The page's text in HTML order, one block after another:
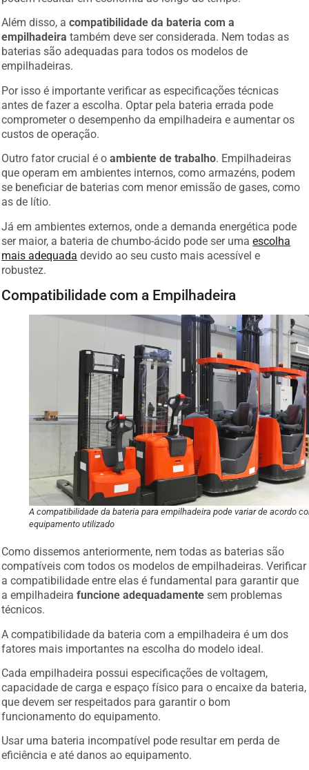
Além disso, acompatibilidade da bateria com a
empilhadeira também deve ser considerada. Nem todas as
baterias são adequadas para todos os modelos de
empilhadeiras.
Por isso é importante verificar as especificações técnicas
antes de fazer a escolha. Optar pela bateria errada pode
comprometer o desempenho da empilhadeira e aumentar os
custos de operação.
Outro fator crucial é oambiente de trabalho . Empilhadeiras
que operam em ambientes internos, como armazéns, podem
se beneficiar de baterias com menor emissão de gases, como
as de lítio.
Já em ambientes externos, onde a demanda energética pode
ser maior, a bateria de chumbo-ácido pode ser uma escolha
mais adequada devido ao seu custo mais acessível e
robustez.
Compatibilidade com a Empilhadeira
A compatibilidade da bateria para empilhadeira pode variar de acordo
equipamento utilizado
Como dissemos anteriormente, nem todas as baterias são
compatíveis com todos os modelos de empilhadeiras. Verificar
a compatibilidade entre elas é fundamental para garantir que
a empilhadeirafuncione adequadamente sem problemas
técnicos.
A compatibilidade da bateria com a empilhadeira é um dos
fatores mais importantes na escolha do modelo ideal.
Cada empilhadeira possui especificações de voltagem,
capacidade de carga e espaço físico para o encaixe da bateria,
que devem ser respeitados para garantir o bom
funcionamento do equipamento.
Usar uma bateria incompatível pode resultar em perda de
eficiência e até danos ao equipamento.